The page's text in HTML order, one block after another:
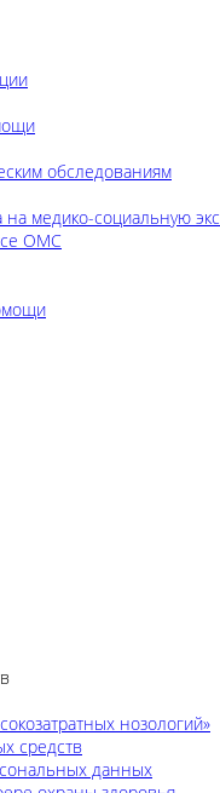
обследованиям
медико-социальную
ОМС
нозологий»
средств
данных